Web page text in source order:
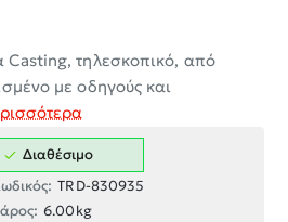
Casting, τηλεσκοπικό, από
με οδηγούς και
Διαθέσιμο
TRD-830935
6.00kg